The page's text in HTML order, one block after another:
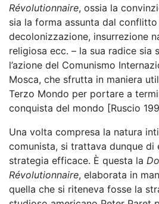
Révolutionnaire, ossia la
sia la forma assunta dal
decolonizzazione, insurrezione
religiosa ecc. – la sua radice sia
l’azione del Comunismo
Mosca, che sfrutta in maniera
Terzo Mondo per portare a
conquista del mondo [Ruscio
Una volta compresa la natura
comunista, si trattava dunque di
strategia efficace. È questa la
Révolutionnaire, elaborata in
quella che si riteneva fosse la